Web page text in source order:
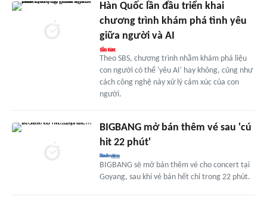
Hàn Quốc lần đầu triển khai
chương trình khám phá tình yêu
giữa người và AI
Theo SBS, chương trình nhằm khám phá liệu
con người có thể 'yêu AI' hay không, cũng như
cách công nghệ này xử lý cảm xúc của con
người.
BIGBANG mở bán thêm vé sau 'cú
hit 22 phút'
BIGBANG sẽ mở bán thêm vé cho concert tại
Goyang, sau khi vé bán hết chỉ trong 22 phút.